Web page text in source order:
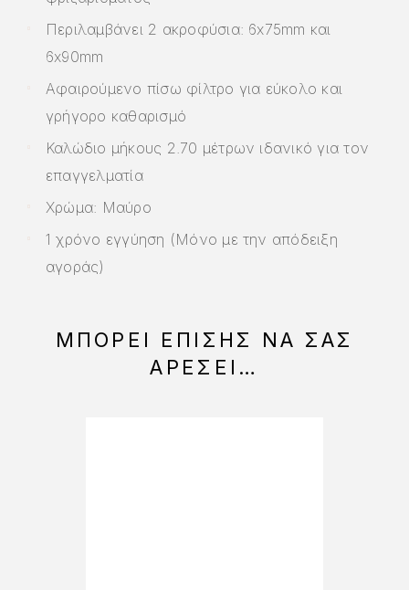
Περιλαμβάνει 2 ακροφύσια: 6x75mm και
6x90mm
Αφαιρούμενο πίσω φίλτρο για εύκολο και
γρήγορο καθαρισμό
Καλώδιο μήκους 2.70 μέτρων ιδανικό για τον
επαγγελματία
Χρώμα: Μαύρο
1 χρόνο εγγύηση (Μόνο με την απόδειξη
αγοράς)
ΜΠΟΡΕΊ ΕΠΊΣΗΣ ΝΑ ΣΑΣ
ΑΡΈΣΕΙ…